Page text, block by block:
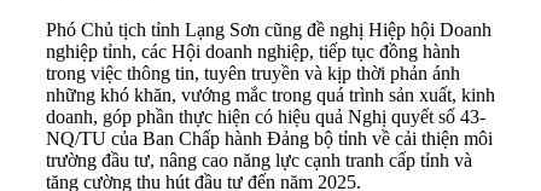
Phó Chủ tịch tỉnh Lạng Sơn cũng đề nghị Hiệp hội Doanh
nghiệp tỉnh, các Hội doanh nghiệp, tiếp tục đồng hành
trong việc thông tin, tuyên truyền và kịp thời phản ánh
những khó khăn, vướng mắc trong quá trình sản xuất, kinh
doanh, góp phần thực hiện có hiệu quả Nghị quyết số 43-
NQ/TU của Ban Chấp hành Đảng bộ tỉnh về cải thiện môi
trường đầu tư, nâng cao năng lực cạnh tranh cấp tỉnh và
tăng cường thu hút đầu tư đến năm 2025.